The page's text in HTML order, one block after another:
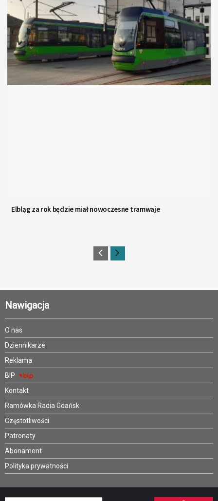
Elbląg za rok będzie miał nowoczesne tramwaje
Nawigacja
O nas
Dziennikarze
Reklama
BIP
Kontakt
Ramówka Radia Gdańsk
Częstotliwości
Patronaty
Abonament
Polityka prywatności